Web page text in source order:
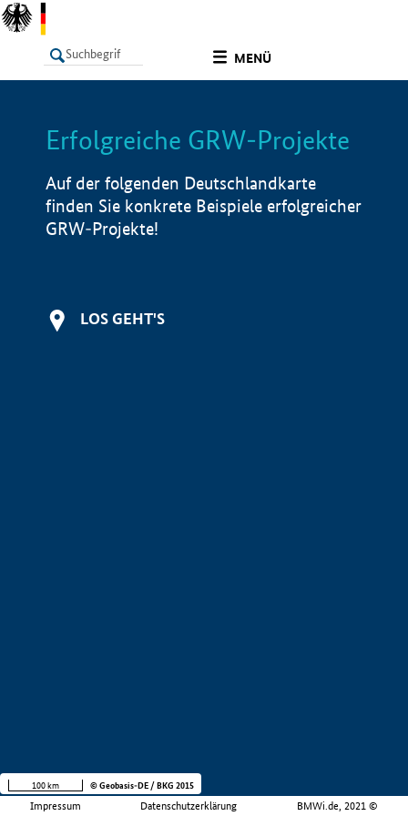
MENÜ
LISTE Info
Erfolgreiche GRW-Projekte
Auf der folgenden Deutschlandkarte
finden Sie konkrete Beispiele erfolgreicher
GRW-Projekte!
LOS GEHT'S
Impressum Datenschutzerklärung BMWi.de, 2021 ©
100 km © Geobasis-DE / BKG 2015